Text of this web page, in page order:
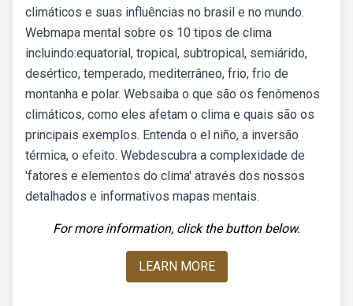
climáticos e suas influências no brasil e no mundo.
Webmapa mental sobre os 10 tipos de clima
incluindo:equatorial, tropical, subtropical, semiárido,
desértico, temperado, mediterrâneo, frio, frio de
montanha e polar. Websaiba o que são os fenômenos
climáticos, como eles afetam o clima e quais são os
principais exemplos. Entenda o el niño, a inversão
térmica, o efeito. Webdescubra a complexidade de
'fatores e elementos do clima' através dos nossos
detalhados e informativos mapas mentais.
For more information, click the button below.
LEARN MORE